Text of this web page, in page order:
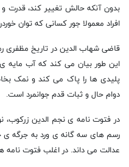
بدون آنکه حالش تغییر کند، قدرت
افراد معمولا جور کسانی که توان
قاضی شهاب الدین در تاریخ مظفری
این طور بیان می کند که آب مایه
پلیدی ها را پاک می کند و نمک
دوام حال و ثبات قدم جوانمرد است.
در فتوت نامه ی نجم الدین زرکوب،
رسم های سه گانه ی ورد به جرگه ی
عدالت می داند. در اغلب فتوت نامه